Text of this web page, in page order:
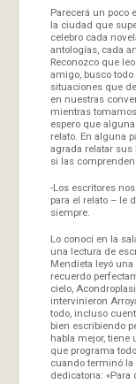
Parecerá un poco
la ciudad que
celebro cada
antologías, cada
Reconozco que
amigo, busco
situaciones que
en nuestras
mientras
espero que
relato. En alguna
agrada relatar
si las
-Los escritores
para el relato – le
siempre.
Lo conocí en la
una lectura de
Mendieta leyó
recuerdo
cielo,
intervinieron
todo, incluso
bien escribiendo
habla mejor, tiene
que programa
cuando terminó la
dedicatoria: